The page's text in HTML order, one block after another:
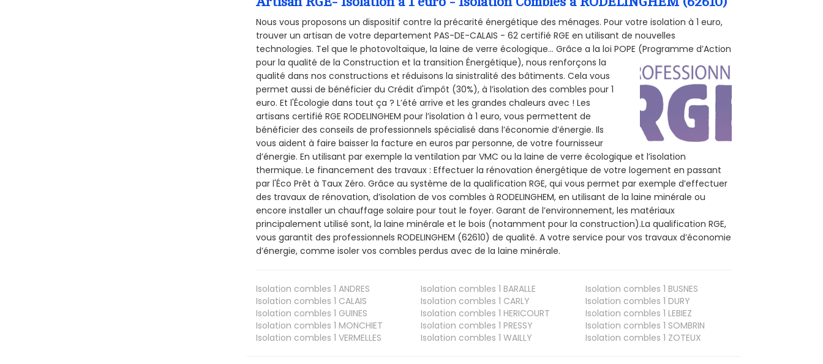
Nous vous proposons un dispositif contre la précarité énergétique des ménages. Pour votre isolation à 1 euro,
trouver un artisan de votre departement PAS-DE-CALAIS - 62 certifié RGE en utilisant de nouvelles
technologies. Tel que le photovoltaïque, la laine de verre écologique... Grâce a la loi POPE (Programme d’Action
pour la qualité de la Construction et la transition Énergétique), nous renforçons la
qualité dans nos constructions et réduisons la sinistralité des bâtiments. Cela vous
permet aussi de bénéficier du Crédit d'impôt (30%), à l’isolation des combles pour 1
euro. Et l'Écologie dans tout ça ? L’été arrive et les grandes chaleurs avec ! Les
artisans certifié RGE RODELINGHEM pour l’isolation à 1 euro, vous permettent de
bénéficier des conseils de professionnels spécialisé dans l’économie d’énergie. Ils
vous aident à faire baisser la facture en euros par personne, de votre fournisseur
d’énergie. En utilisant par exemple la ventilation par VMC ou la laine de verre écologique et l’isolation
thermique. Le financement des travaux : Effectuer la rénovation énergétique de votre logement en passant
par l'Éco Prêt à Taux Zéro. Grâce au système de la qualification RGE, qui vous permet par exemple d’effectuer
des travaux de rénovation, d’isolation de vos combles à RODELINGHEM, en utilisant de la laine minérale ou
encore installer un chauffage solaire pour tout le foyer. Garant de l’environnement, les matériaux
principalement utilisé sont, la laine minérale et le bois (notamment pour la construction).La qualification RGE,
vous garantit des professionnels RODELINGHEM (62610) de qualité. A votre service pour vos travaux d’économie
d’énergie, comme isoler vos combles perdus avec de la laine minérale.
Isolation combles 1 ANDRES Isolation combles 1 BARALLE Isolation combles 1 BUSNES
Isolation combles 1 CALAIS Isolation combles 1 CARLY Isolation combles 1 DURY
Isolation combles 1 GUINES Isolation combles 1 HERICOURT Isolation combles 1 LEBIEZ
Isolation combles 1 MONCHIET Isolation combles 1 PRESSY Isolation combles 1 SOMBRIN
Isolation combles 1 VERMELLES Isolation combles 1 WAILLY Isolation combles 1 ZOTEUX